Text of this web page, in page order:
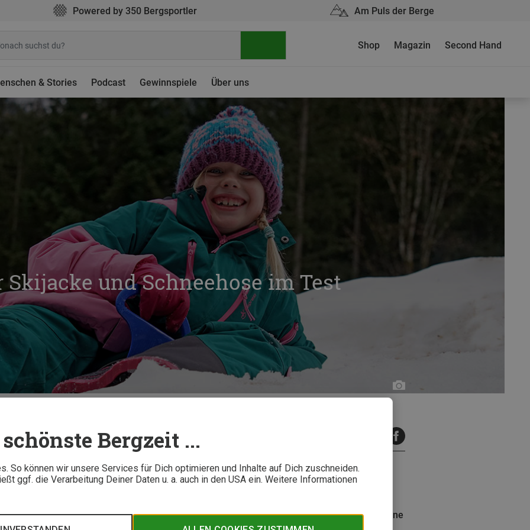
Bergzeit ...
So können wir unsere Services für Dich optimieren und Inhalte auf Dich zuschneiden.
ggf. die Verarbeitung Deiner Daten u. a. auch in den USA ein. Weitere Informationen
Powered by 350 Bergsportler Am Puls der Berge
& Stories Podcast Gewinnspiele Über uns
Shop Magazin Second Hand
Skijacke und Schneehose im Test
Judith
Hackinger
produziert hochwertige und kompromisslose Funktionsbekleidung für Kinder. Die Rocker-
zum Skifahren, Rodeln und vielem mehr. Sie kombiniert cooles Design, top Material und eine